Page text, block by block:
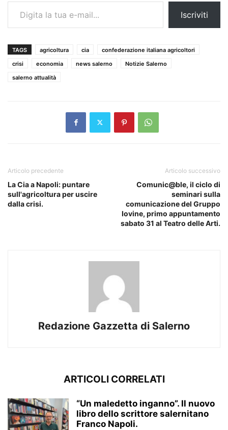
Iscriviti
TAGS agricoltura cia
confederazione italiana agricoltori
crisi
economia news salerno
Notizie Salerno
salerno attualità
Articolo precedente
La Cia a Napoli: puntare
sull'agricoltura per uscire
dalla crisi.
Articolo successivo
Comunic@ble, il ciclo di
seminari sulla
comunicazione del Gruppo
Iovine, primo appuntamento
sabato 31 al Teatro delle Arti.
Redazione Gazzetta di Salerno
ARTICOLI CORRELATI
“Un maledetto inganno”. Il nuovo
libro dello scrittore salernitano
Franco Napoli.